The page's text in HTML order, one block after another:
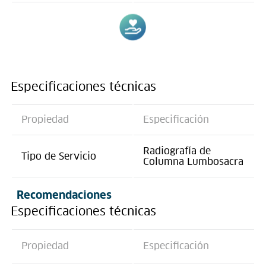
Especificaciones técnicas
Propiedad Especificación
Tipo de Servicio
Radiografía de
Columna Lumbosacra
Recomendaciones
Especificaciones técnicas
Propiedad Especificación